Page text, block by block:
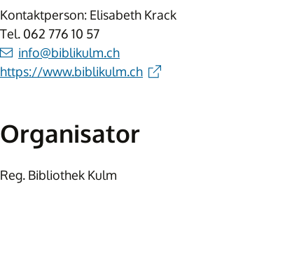
Kontaktperson: Elisabeth Krack
Tel. 062 776 10 57
info@biblikulm.ch
https://www.biblikulm.ch
Organisator
Reg. Bibliothek Kulm